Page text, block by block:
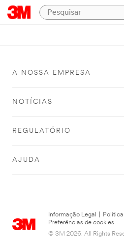
A NOSSA EMPRESA
NOTÍCIAS
REGULATÓRIO
AJUDA
Informação Legal
Preferências de cookies
© 3M 2026. All Rights